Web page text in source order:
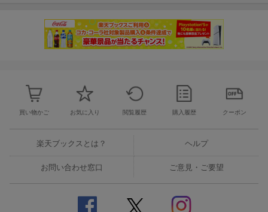
買い物かご お気に入り 閲覧履歴 購入履歴 クーポン
楽天ブックスとは？ ヘルプ
お問い合わせ窓口 ご意見・ご要望